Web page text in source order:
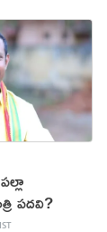
పదవి?